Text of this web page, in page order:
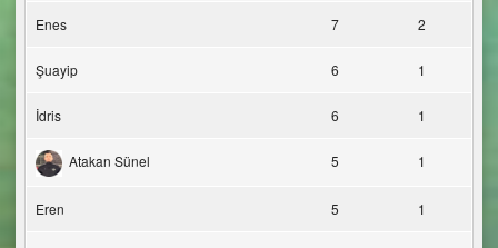
Enes 7 2
Şuayip 6 1
İdris 6 1
Atakan Sünel 5 1
Eren 5 1